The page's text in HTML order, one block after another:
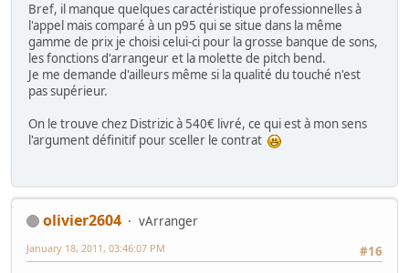
Bref, il manque quelques caractéristique professionnelles à
l'appel mais comparé à un p95 qui se situe dans la même
gamme de prix je choisi celui-ci pour la grosse banque de sons,
les fonctions d'arrangeur et la molette de pitch bend.
Je me demande d'ailleurs même si la qualité du touché n'est
pas supérieur.
On le trouve chez Distrizic à 540€ livré, ce qui est à mon sens
l'argument définitif pour sceller le contrat
olivier2604
vArranger
#16
January 18, 2011, 03:46:07 PM